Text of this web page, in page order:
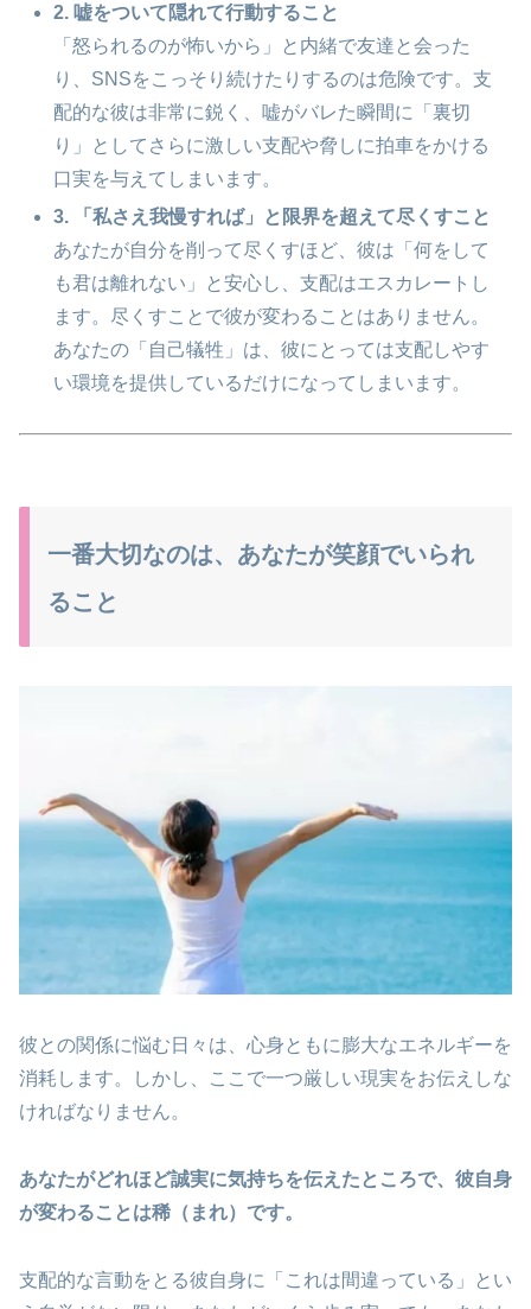
2. 嘘をついて隠れて行動すること
「怒られるのが怖いから」と内緒で友達と会った
り、SNSをこっそり続けたりするのは危険です。支
配的な彼は非常に鋭く、嘘がバレた瞬間に「裏切
り」としてさらに激しい支配や脅しに拍車をかける
口実を与えてしまいます。
3. 「私さえ我慢すれば」と限界を超えて尽くすこと
あなたが自分を削って尽くすほど、彼は「何をして
も君は離れない」と安心し、支配はエスカレートし
ます。尽くすことで彼が変わることはありません。
あなたの「自己犠牲」は、彼にとっては支配しやす
い環境を提供しているだけになってしまいます。
一番大切なのは、あなたが笑顔でいられ
ること
彼との関係に悩む日々は、心身ともに膨大なエネルギーを
消耗します。しかし、ここで一つ厳しい現実をお伝えしな
ければなりません。
あなたがどれほど誠実に気持ちを伝えたところで、彼自身
が変わることは稀（まれ）です。
支配的な言動をとる彼自身に「これは間違っている」とい